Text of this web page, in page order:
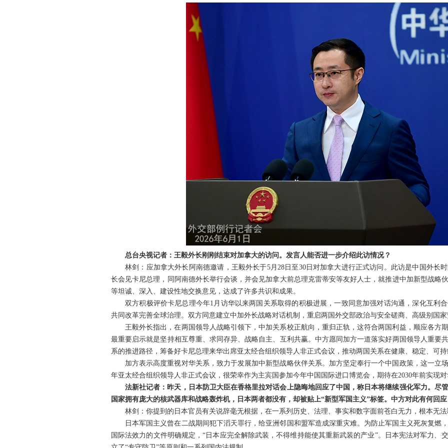
总台央视记者：王毅外长刚刚结束对加拿大的访问。发言人能否进一步介绍此访情况？
林剑：应加拿大外长阿南德邀请，王毅外长于5月28日至30日对加拿大进行正式访问。此访是中国外长
长会见卡尼总理，同阿南德外长举行会谈，并会见加拿大前总理克雷蒂安等友好人士，就推进中加新型战略
等坦诚、深入、建设性地交换意见，达成了许多共识和成果。
双方积极评价卡尼总理今年1月访华以来两国关系取得的积极进展，一致同意加强对话沟通，深化互利
共同改革完善全球治理。双方同意建立中加外长战略对话机制，重启两国外交部政治与安全磋商、高级别国
王毅外长指出，在两国领导人战略引领下，中加关系校正航向，重归正轨，这符合两国利益，顺应各方
最重要启示就是坚持相互尊重、求同存异、战略自主、互利共赢。中方愿同加方一道落实好两国领导人重要
系的推进路径，筹备好卡尼总理来华出席亚太经合组织领导人非正式会议，推动两国关系在健康、稳定、可
加方表示高度重视对华关系，致力于发展加中新型战略伙伴关系。加方坚定奉行一个中国政策，这一立
年亚太经合组织领导人非正式会议，很荣幸作为主宾国参加今年中国国际进口博览会，期待在2030年前实现
法新社记者：昨天，日本防卫大臣在香格里拉对话会上隐晦地回应了中国，称日本将继续强化军力。尽
国家拥有庞大的核武器库和战略轰炸机，日本两者都没有，却被贴上“新型军国主义”标签。中方对此有何回
林剑：你提到的日本官员有关说辞毫无根据，在一系列历史、法理、事实和数字面前苍白无力，根本无
日本军国主义曾在二战期间犯下滔天罪行，给亚洲邻国和盟军造成深重灾难。为防止军国主义死灰复燃
国际法效力的文件明确规定，“日本应完全解除武装，不得维持能使其重新武装的产业”。日本宪法对军力、